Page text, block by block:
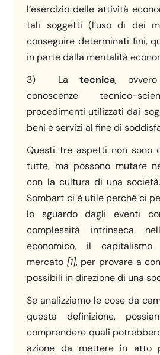
l’esercizio delle attività
tali soggetti (l’uso di dei
conseguire determinati fini,
in parte dalla mentalità
3) La tecnica, ovvero
conoscenze tecnico-
procedimenti utilizzati dai
beni e servizi al fine di
Questi tre aspetti non sono
tutte, ma possono mutare
con la cultura di una
Sombart ci è utile perché ci
lo sguardo dagli eventi
complessità intrinseca
economico, il
mercato [1], per provare a
possibili in direzione di una
Se analizziamo le cose da
questa definizione,
comprendere quali
azione da mettere in atto